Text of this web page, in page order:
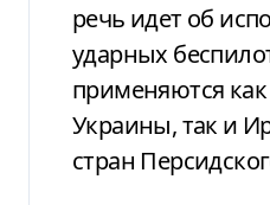
речь идет об
ударных
применяются
Украины, так и
стран